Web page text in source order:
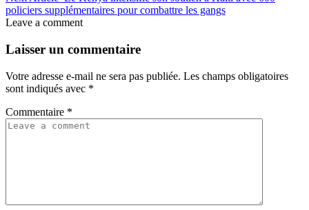
policiers supplémentaires pour combattre les gangs
Leave a comment
Laisser un commentaire
Votre adresse e-mail ne sera pas publiée. Les champs obligatoires
sont indiqués avec *
Commentaire *